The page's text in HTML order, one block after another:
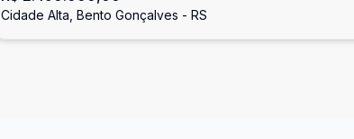
Cidade Alta, Bento Gonçalves - RS